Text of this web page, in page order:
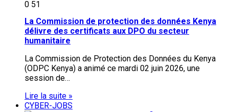
0 51
La Commission de protection des données Kenya
délivre des certificats aux DPO du secteur
humanitaire
La Commission de Protection des Données du Kenya
(ODPC Kenya) a animé ce mardi 02 juin 2026, une
session de…
Lire la suite »
CYBER-JOBS